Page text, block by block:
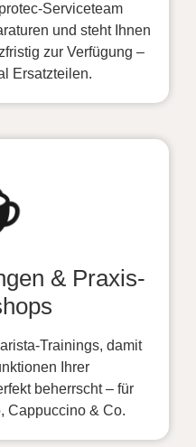
Serviceteam
und steht Ihnen
zur Verfügung –
Ersatzteilen.
& Praxis-
Trainings, damit
Ihrer
beherrscht – für
Cappuccino & Co.